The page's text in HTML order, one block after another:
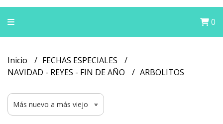
0
Inicio
FECHAS ESPECIALES
NAVIDAD - REYES - FIN DE AÑO
ARBOLITOS